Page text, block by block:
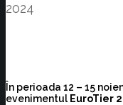
2024
În perioada 12 – 15
evenimentul EuroTier